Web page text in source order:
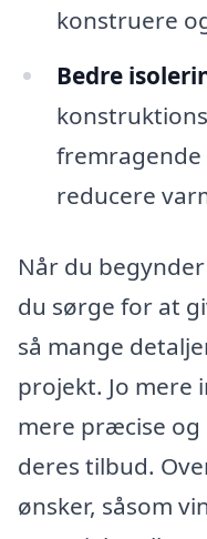
konstruere
Bedre
fremragende
reducere
Når du
du sørge for at
så mange
projekt. Jo mere
mere præcise
deres tilbud.
ønsker, såsom